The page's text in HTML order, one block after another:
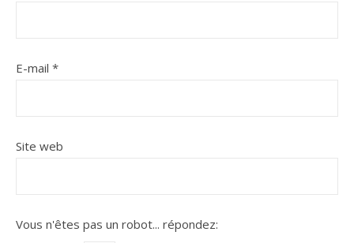
E-mail *
Site web
Vous n'êtes pas un robot... répondez: